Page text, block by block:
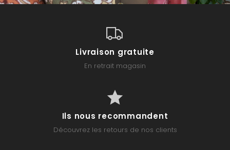
Livraison gratuite
En retrait magasin
Ils nous recommandent
Découvrez les retours de nos clients